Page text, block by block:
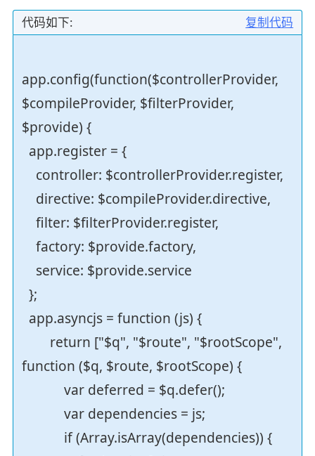
复制代码
代码如下:
app.config(function($controllerProvider,
$compileProvider, $filterProvider,
$provide) {
app.register = {
controller: $controllerProvider.register,
directive: $compileProvider.directive,
filter: $filterProvider.register,
factory: $provide.factory,
service: $provide.service
};
app.asyncjs = function (js) {
return ["$q", "$route", "$rootScope",
function ($q, $route, $rootScope) {
var deferred = $q.defer();
var dependencies = js;
if (Array.isArray(dependencies)) {